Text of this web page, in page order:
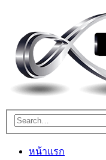
หน้าแรก